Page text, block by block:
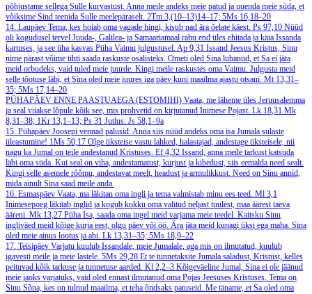
põhjustame sellega Sulle kurvastust. Anna meile andeks meie patud ja uuenda meie süda, et
võiksime Sind teenida Sulle meelepäraselt. 2Tm 3,(10–13)14–17; 5Ms 16,18–20
14. Laupäev Tema, kes hoiab oma vagade hingi, kisub nad ära õelate käest. Ps 97,10 Nüüd
oli kogudusel tervel Juuda-, Galilea- ja Samaariamaal rahu end üles ehitada ja käia Issanda
kartuses, ja see üha kasvas Püha Vaimu julgustusel. Ap 9,31 Issand Jeesus Kristus, Sinu
nime pärast võime tihti saada raskuste osalisteks. Ometi oled Sina lubanud, et Sa ei jäta
meid orbudeks, vaid tuled meie juurde. Kingi meile raskustes oma Vaimu. Julgusta meid
selle tõotuse läbi, et Sina oled meie juures iga päev kuni maailma ajastu otsani. Mt 13,31–
35; 5Ms 17,14–20
PÜHAPÄEV ENNE PAASTUAEGA (ESTOMIHI) Vaata, me läheme üles Jeruusalemma
ja seal viiakse lõpule kõik see, mis prohvetid on kirjutanud Inimese Pojast. Lk 18,31 Mk
8,31–38; 1Kr 13,1–13; Ps 31 Jutlus: Js 58,1–9a
15. Pühapäev Joosepi vennad palusid: Anna siis nüüd andeks oma isa Jumala sulaste
üleastumine! 1Ms 50,17 Olge üksteise vastu lahked, halastajad, andestage üksteisele, nii
nagu ka Jumal on teile andestanud Kristuses. Ef 4,32 Issand, anna meile tarkust katsuda
läbi oma süda. Kui seal on viha, andestamatust, kurjust ja kibedust, siis eemalda need sealt.
Kingi selle asemele rõõmu, andestavat meelt, headust ja armulikkust. Need on Sinu annid,
mida ainult Sina saad meile anda.
16. Esmaspäev Vaata, ma läkitan oma ingli ja tema valmistab minu ees teed. Ml 3,1
Inimesepoeg läkitab inglid ja kogub kokku oma valitud neljast tuulest, maa äärest taeva
ääreni. Mk 13,27 Püha Isa, saada oma ingel meid varjama meie teedel. Kaitsku Sinu
ingliväed meid kõige kurja eest, olgu päev või öö. Ära jäta meid kunagi üksi ega maha. Sina
oled meie ainus lootus ja abi. Lk 13,31–35; 5Ms 18,9–22
17. Teisipäev Varjatu kuulub Issandale, meie Jumalale, aga mis on ilmutatud, kuulub
igavesti meile ja meie lastele. 5Ms 29,28 Et te tunnetaksite Jumala saladust, Kristust, kelles
peituvad kõik tarkuse ja tunnetuse aarded. Kl 2,2–3 Kõigeväeline Jumal, Sina ei ole jäänud
meie jaoks varjatuks, vaid oled ennast ilmutanud oma Pojas Jeesuses Kristuses. Tema on
Sinu Sõna, kes on tulnud maailma, et teha õndsaks patuseid. Me täname, et Sa oled oma